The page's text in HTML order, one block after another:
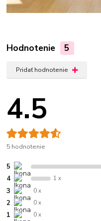
Hodnotenie 5
Pridať hodnotenie
4.5
5 hodnotenie
5
4 1 x
3 0 x
2 0 x
1 0 x